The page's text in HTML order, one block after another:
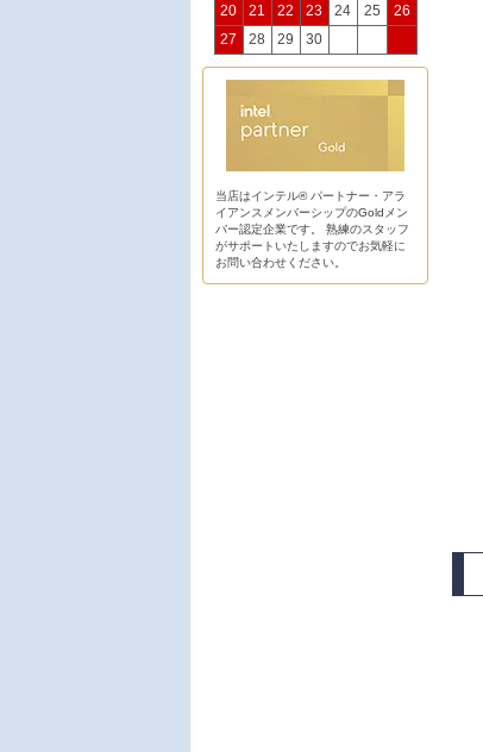
20
21 22 23 24 25
26
27
28 29 30
当店はインテル® パートナー・アラ
イアンスメンバーシップのGoldメン
バー認定企業です。 熟練のスタッフ
がサポートいたしますのでお気軽に
お問い合わせください。